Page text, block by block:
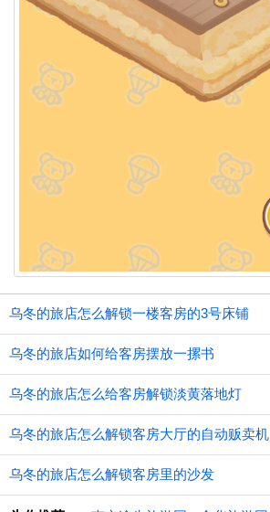
乌冬的旅店怎么解锁一楼客房的3号床铺
乌冬的旅店如何给客房摆放一摞书
乌冬的旅店怎么给客房解锁淡黄落地灯
乌冬的旅店怎么解锁客房大厅的自动贩卖机
乌冬的旅店怎么解锁客房里的沙发